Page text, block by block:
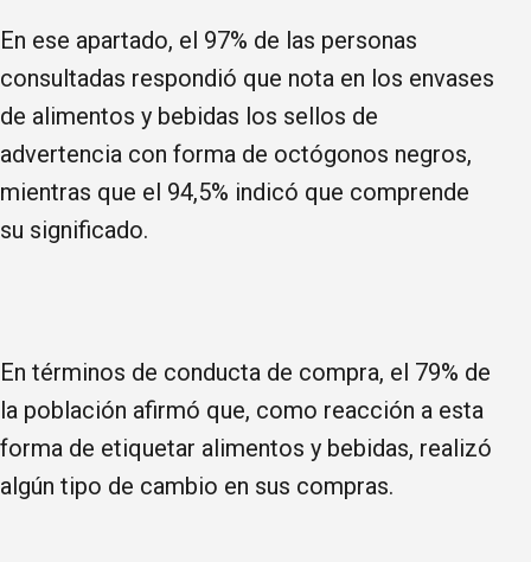
En ese apartado, el 97% de las personas
consultadas respondió que nota en los envases
de alimentos y bebidas los sellos de
advertencia con forma de octógonos negros,
mientras que el 94,5% indicó que comprende
su significado.
En términos de conducta de compra, el 79% de
la población afirmó que, como reacción a esta
forma de etiquetar alimentos y bebidas, realizó
algún tipo de cambio en sus compras.